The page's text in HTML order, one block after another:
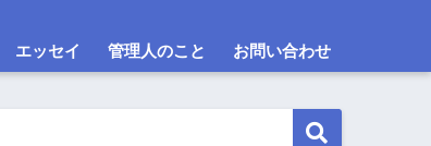
エッセイ 管理人のこと お問い合わせ